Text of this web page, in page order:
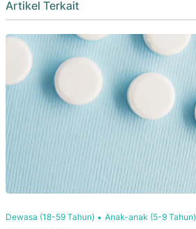
Artikel Terkait
Dewasa (18-59 Tahun) Anak-anak (5-9 Tahun)